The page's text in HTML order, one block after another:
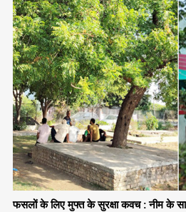
फसलों के लिए मुफ्त के सुरक्षा कवच : नीम के